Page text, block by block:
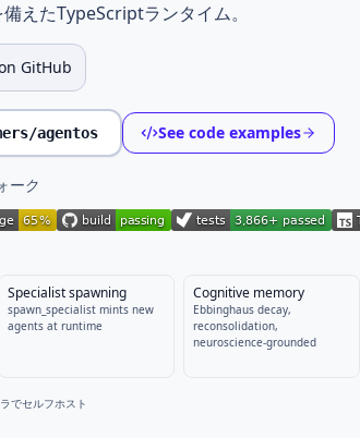
えたTypeScriptランタイム。
GitHub
agentos See code examples
ーク
Specialist spawning
spawn_specialist mints new
agents at runtime
Cognitive memory
Ebbinghaus decay,
reconsolidation,
neuroscience-grounded
でセルフホスト